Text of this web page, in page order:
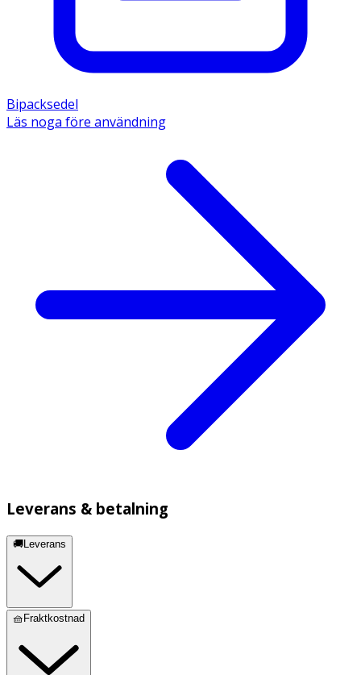
Bipacksedel
Läs noga före användning
Leverans & betalning
🚚Leverans
🧺Fraktkostnad